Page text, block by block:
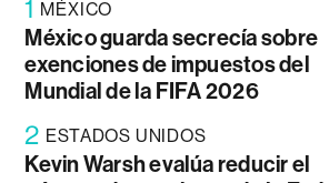
1 MÉXICO
México guarda secrecía sobre
exenciones de impuestos del
Mundial de la FIFA 2026
2 ESTADOS UNIDOS
Kevin Warsh evalúa reducir el